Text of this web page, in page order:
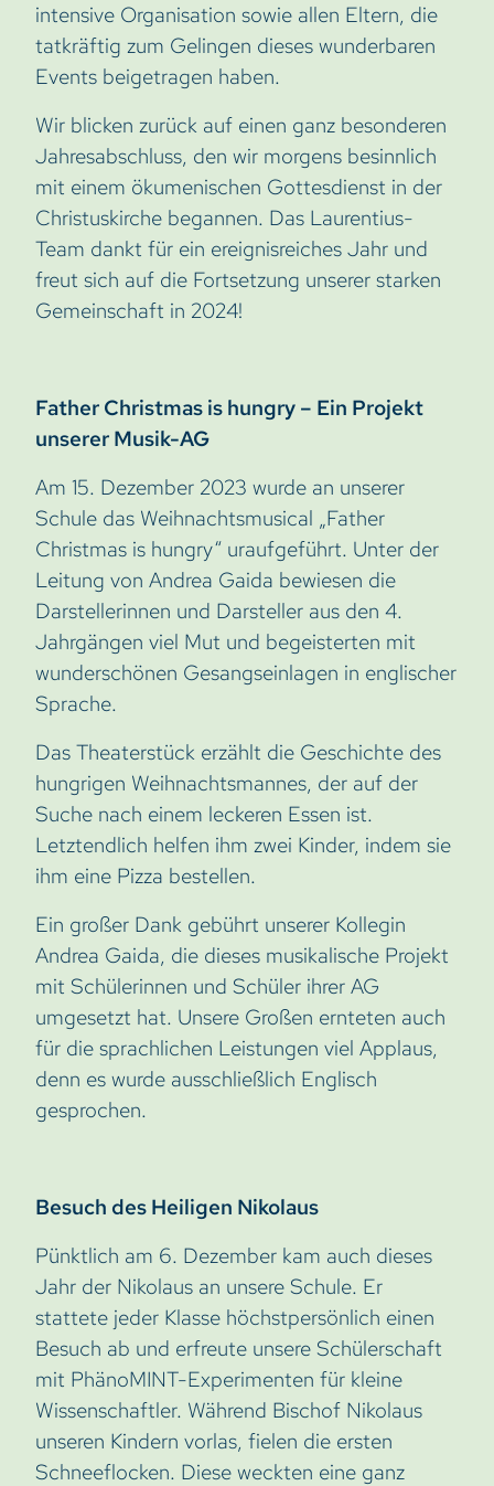
intensive Organisation sowie allen Eltern, die
tatkräftig zum Gelingen dieses wunderbaren
Events beigetragen haben.
Wir blicken zurück auf einen ganz besonderen
Jahresabschluss, den wir morgens besinnlich
mit einem ökumenischen Gottesdienst in der
Christuskirche begannen. Das Laurentius-
Team dankt für ein ereignisreiches Jahr und
freut sich auf die Fortsetzung unserer starken
Gemeinschaft in 2024!
Father Christmas is hungry – Ein Projekt
unserer Musik-AG
Am 15. Dezember 2023 wurde an unserer
Schule das Weihnachtsmusical „Father
Christmas is hungry“ uraufgeführt. Unter der
Leitung von Andrea Gaida bewiesen die
Darstellerinnen und Darsteller aus den 4.
Jahrgängen viel Mut und begeisterten mit
wunderschönen Gesangseinlagen in englischer
Sprache.
Das Theaterstück erzählt die Geschichte des
hungrigen Weihnachtsmannes, der auf der
Suche nach einem leckeren Essen ist.
Letztendlich helfen ihm zwei Kinder, indem sie
ihm eine Pizza bestellen.
Ein großer Dank gebührt unserer Kollegin
Andrea Gaida, die dieses musikalische Projekt
mit Schülerinnen und Schüler ihrer AG
umgesetzt hat. Unsere Großen ernteten auch
für die sprachlichen Leistungen viel Applaus,
denn es wurde ausschließlich Englisch
gesprochen.
Besuch des Heiligen Nikolaus
Pünktlich am 6. Dezember kam auch dieses
Jahr der Nikolaus an unsere Schule. Er
stattete jeder Klasse höchstpersönlich einen
Besuch ab und erfreute unsere Schülerschaft
mit PhänoMINT-Experimenten für kleine
Wissenschaftler. Während Bischof Nikolaus
unseren Kindern vorlas, fielen die ersten
Schneeflocken. Diese weckten eine ganz